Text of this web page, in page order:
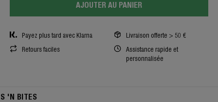
AJOUTER AU PANIER
Payez plus tard avec Klarna
Livraison offerte > 50 €
Retours faciles
Assistance rapide et
personnalisée
'N BITES